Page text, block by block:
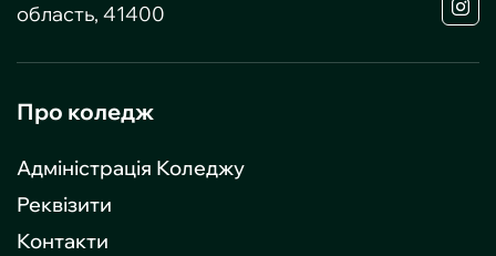
область, 41400
Про коледж
Адміністрація Коледжу
Реквізити
Контакти